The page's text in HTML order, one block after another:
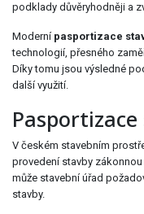
podklady důvěryhodněji a
Moderní pasportizace
technologií, přesného
Díky tomu jsou výsledné
další využití.
V českém stavebním
provedení stavby
může stavební úřad
stavby.